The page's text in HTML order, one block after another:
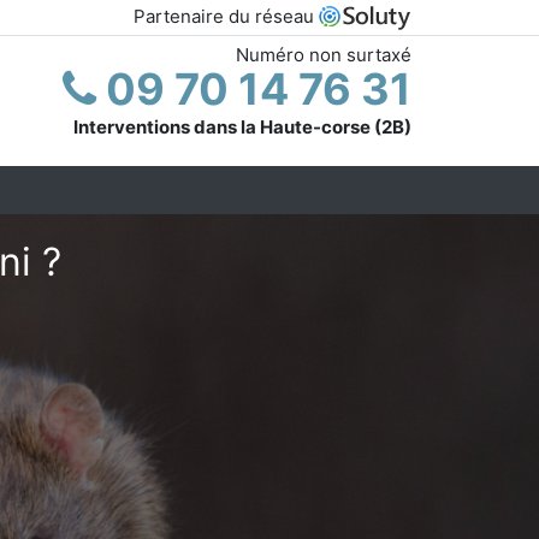
Partenaire du réseau
Numéro non surtaxé
09 70 14 76 31
Interventions dans la Haute-corse (2B)
?